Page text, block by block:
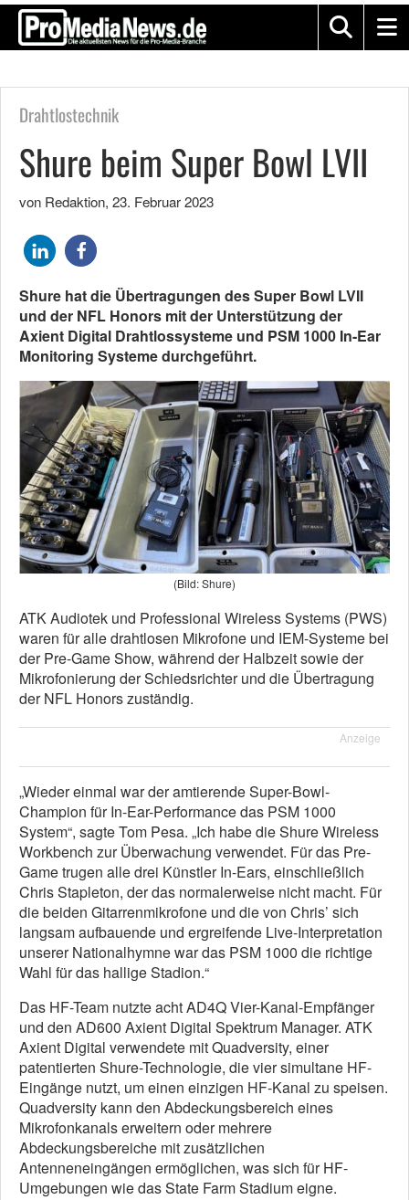
Drahtlostechnik
Shure beim Super Bowl LVII
von Redaktion, 23. Februar 2023
Shure hat die Übertragungen des Super Bowl LVII
und der NFL Honors mit der Unterstützung der
Axient Digital Drahtlossysteme und PSM 1000 In-Ear
Monitoring Systeme durchgeführt.
(Bild: Shure)
ATK Audiotek und Professional Wireless Systems (PWS)
waren für alle drahtlosen Mikrofone und IEM-Systeme bei
der Pre-Game Show, während der Halbzeit sowie der
Mikrofonierung der Schiedsrichter und die Übertragung
der NFL Honors zuständig.
Anzeige
„Wieder einmal war der amtierende Super-Bowl-
Champion für In-Ear-Performance das PSM 1000
System“, sagte Tom Pesa. „Ich habe die Shure Wireless
Workbench zur Überwachung verwendet. Für das Pre-
Game trugen alle drei Künstler In-Ears, einschließlich
Chris Stapleton, der das normalerweise nicht macht. Für
die beiden Gitarrenmikrofone und die von Chris’ sich
langsam aufbauende und ergreifende Live-Interpretation
unserer Nationalhymne war das PSM 1000 die richtige
Wahl für das hallige Stadion.“
Das HF-Team nutzte acht AD4Q Vier-Kanal-Empfänger
und den AD600 Axient Digital Spektrum Manager. ATK
Axient Digital verwendete mit Quadversity, einer
patentierten Shure-Technologie, die vier simultane HF-
Eingänge nutzt, um einen einzigen HF-Kanal zu speisen.
Quadversity kann den Abdeckungsbereich eines
Mikrofonkanals erweitern oder mehrere
Abdeckungsbereiche mit zusätzlichen
Antenneneingängen ermöglichen, was sich für HF-
Umgebungen wie das State Farm Stadium eigne.